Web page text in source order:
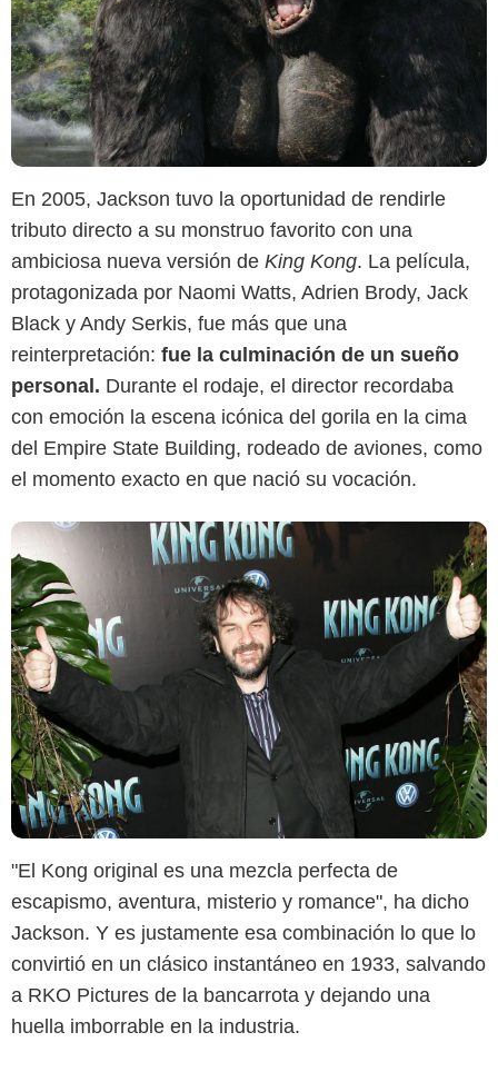
En 2005, Jackson tuvo la oportunidad de rendirle
tributo directo a su monstruo favorito con una
ambiciosa nueva versión de King Kong. La película,
protagonizada por Naomi Watts, Adrien Brody, Jack
Black y Andy Serkis, fue más que una
reinterpretación: fue la culminación de un sueño
personal. Durante el rodaje, el director recordaba
con emoción la escena icónica del gorila en la cima
del Empire State Building, rodeado de aviones, como
el momento exacto en que nació su vocación.
Google
"El Kong original es una mezcla perfecta de
escapismo, aventura, misterio y romance", ha dicho
Jackson. Y es justamente esa combinación lo que lo
convirtió en un clásico instantáneo en 1933, salvando
a RKO Pictures de la bancarrota y dejando una
huella imborrable en la industria.